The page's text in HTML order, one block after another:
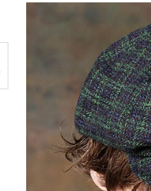
GLIMCLAP 2026 秋冬
1st 先行予約